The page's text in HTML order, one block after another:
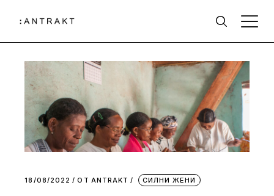
18/08/2022 ОТ АNTRAKT СИЛНИ ЖЕНИ